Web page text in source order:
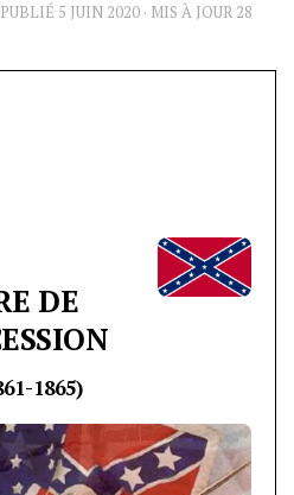
PUBLIÉ 5 JUIN 2020 · MIS À JOUR 28
DE
1865)